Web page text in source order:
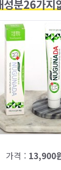
성분26가지
가격 : 13,900